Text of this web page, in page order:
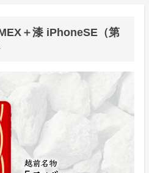
＋漆 iPhoneSE（第